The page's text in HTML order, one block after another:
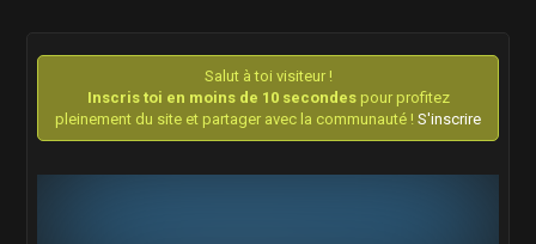
Salut à toi visiteur !
Inscris toi en moins de 10 secondespour profitez
pleinement du site et partager avec la communauté ! S'inscrire